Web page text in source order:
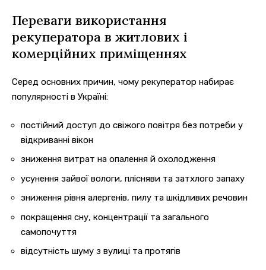
Переваги використання
рекуператора в житлових і
комерційних приміщеннях
Серед основних причин, чому рекуператор набирає
популярності в Україні:
постійний доступ до свіжого повітря без потреби у
відкриванні вікон
зниження витрат на опалення й охолодження
усунення зайвої вологи, плісняви та затхлого запаху
зниження рівня алергенів, пилу та шкідливих речовин
покращення сну, концентрації та загального
самопочуття
відсутність шуму з вулиці та протягів